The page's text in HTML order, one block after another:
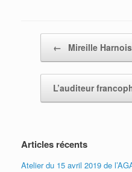
← Mireille
L’auditeur
Articles récents
Atelier du 15 avril 2019 de